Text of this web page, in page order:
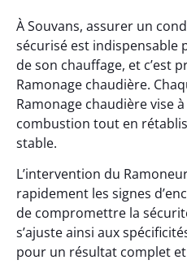
À Souvans, assurer un
sécurisé est
de son chauffage, et c’est
Ramonage chaudière.
Ramonage chaudière vise
combustion tout en
stable.
L’intervention du
rapidement les signes
de compromettre la
s’ajuste ainsi aux
pour un résultat complet